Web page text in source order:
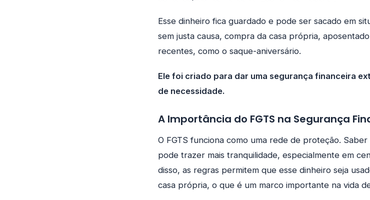
Esse dinheiro fica guardado e pode ser sacado em
sem justa causa, compra da casa própria,
recentes, como o saque-aniversário.
Ele foi criado para dar uma segurança financeira
de necessidade.
A Importância do FGTS na Segurança
O FGTS funciona como uma rede de proteção.
pode trazer mais tranquilidade, especialmente em
disso, as regras permitem que esse dinheiro seja
casa própria, o que é um marco importante na vida